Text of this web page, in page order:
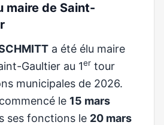
maire de Saint-
a été élu maire
Gaultier au 1er tour
municipales de 2026.
le 15 mars
ses fonctions le 20 mars